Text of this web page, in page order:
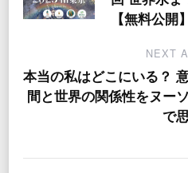
【無料公開】
NEXT
本当の私はどこにいる？
間と世界の関係性をヌー
で